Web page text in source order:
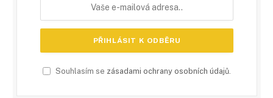
Souhlasím se zásadami ochrany osobních údajů